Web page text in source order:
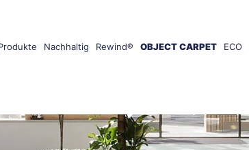
Nachhaltig Rewind® OBJECT CARPET ECO